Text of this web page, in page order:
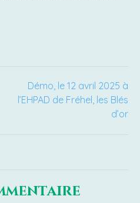
Démo, le 12 avril 2025 à
l’EHPAD de Fréhel, les Blés
d’or